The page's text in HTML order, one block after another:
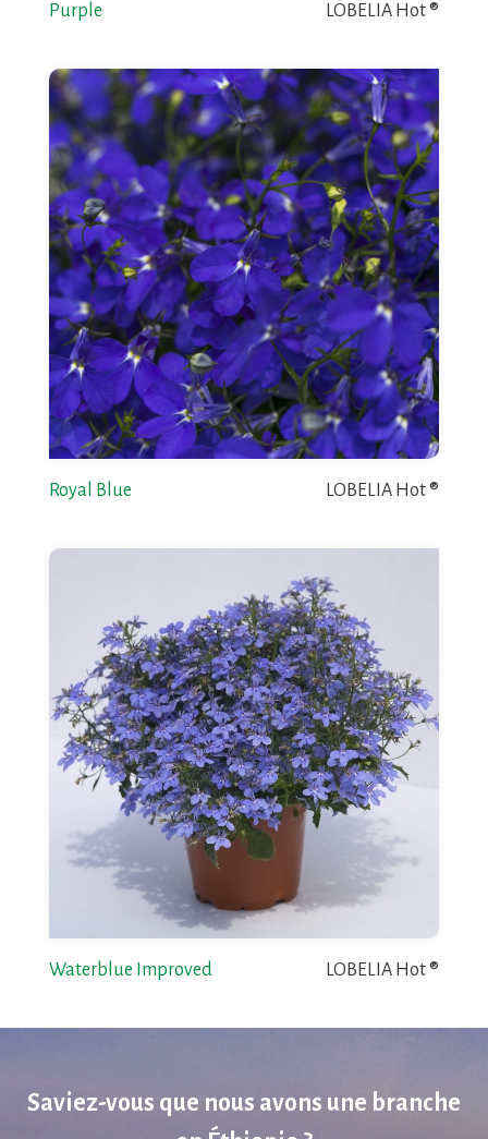
Purple LOBELIA Hot ®
Royal Blue LOBELIA Hot ®
Waterblue Improved LOBELIA Hot ®
Saviez-vous que nous avons une branche